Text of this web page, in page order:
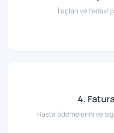
İlaçları ve tedavi
4.
Hasta ödemelerini ve